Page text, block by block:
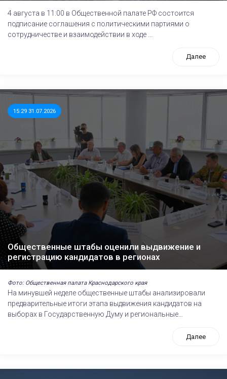
4 августа в 11:00 в Общественной палате РФ состоится
подписание соглашения с политическими партиями о
сотрудничестве и взаимодействии в ходе ...
Далее
15:29 31.07.2026
Общественные штабы оценили выдвижение и
регистрацию кандидатов в регионах
Фото: Общественная палата Краснодарского края
На минувшей неделе общественные штабы анализировали
предварительные итоги этапа выдвижения кандидатов на
выборах в Государственную Думу и региональные...
Далее